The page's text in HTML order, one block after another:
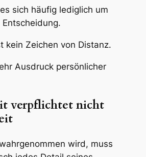
sich häufig lediglich um
kein Zeichen von Distanz.
Ausdruck persönlicher
verpflichtet nicht
wird, muss